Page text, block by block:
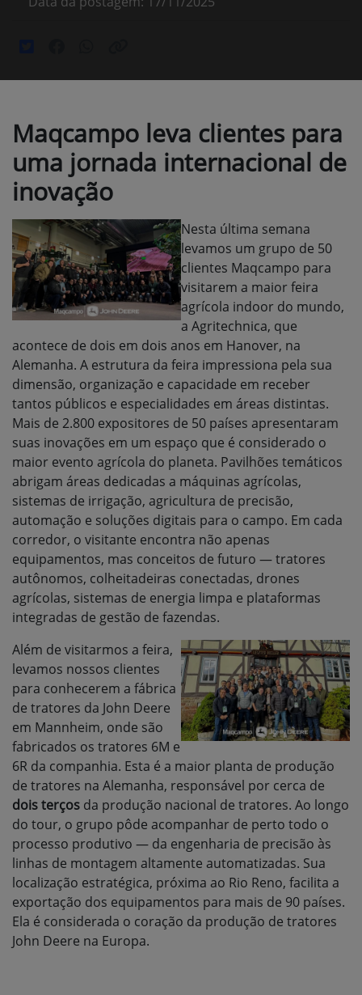
Maqcampo leva clientes para
uma jornada internacional de
inovação
Nesta última semana
levamos um grupo de 50
clientes Maqcampo para
visitarem a maior feira
agrícola indoor do mundo,
a Agritechnica, que
acontece de dois em dois anos em Hanover, na
Alemanha. A estrutura da feira impressiona pela sua
dimensão, organização e capacidade em receber
tantos públicos e especialidades em áreas distintas.
Mais de 2.800 expositores de 50 países apresentaram
suas inovações em um espaço que é considerado o
maior evento agrícola do planeta. Pavilhões temáticos
abrigam áreas dedicadas a máquinas agrícolas,
sistemas de irrigação, agricultura de precisão,
automação e soluções digitais para o campo. Em cada
corredor, o visitante encontra não apenas
equipamentos, mas conceitos de futuro — tratores
autônomos, colheitadeiras conectadas, drones
agrícolas, sistemas de energia limpa e plataformas
integradas de gestão de fazendas.
Além de visitarmos a feira,
levamos nossos clientes
para conhecerem a fábrica
de tratores da John Deere
em Mannheim, onde são
fabricados os tratores 6M e
6R da companhia. Esta é a maior planta de produção
de tratores na Alemanha, responsável por cerca de
dois terços da produção nacional de tratores. Ao longo
do tour, o grupo pôde acompanhar de perto todo o
processo produtivo — da engenharia de precisão às
linhas de montagem altamente automatizadas. Sua
localização estratégica, próxima ao Rio Reno, facilita a
exportação dos equipamentos para mais de 90 países.
Ela é considerada o coração da produção de tratores
John Deere na Europa.